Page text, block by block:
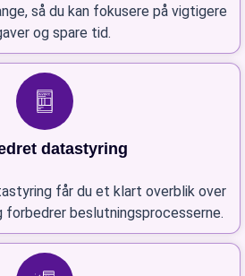
så du kan fokusere på vigtigere
og spare tid.
datastyring
får du et klart overblik over
forbedrer beslutningsprocesserne.